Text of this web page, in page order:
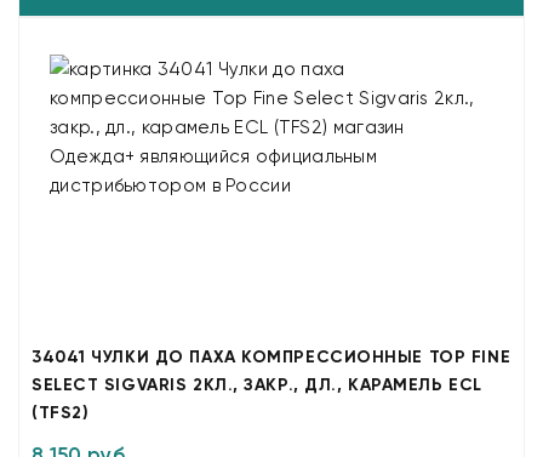
34041 ЧУЛКИ ДО ПАХА КОМПРЕССИОННЫЕ TOP FINE
SELECT SIGVARIS 2КЛ., ЗАКР., ДЛ., КАРАМЕЛЬ ECL
(TFS2)